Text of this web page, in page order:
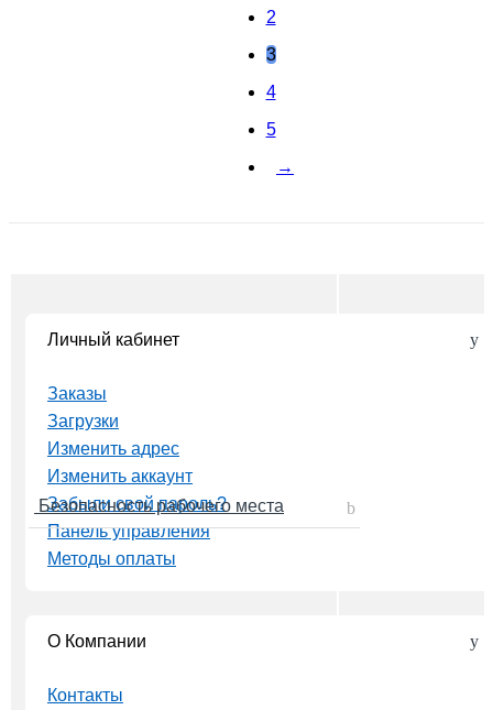
Безопасность рабочего места
2
3
4
5
→
Личный кабинет
Заказы
Загрузки
Изменить адрес
Изменить аккаунт
Забыли свой пароль?
Панель управления
Методы оплаты
О Компании
Контакты